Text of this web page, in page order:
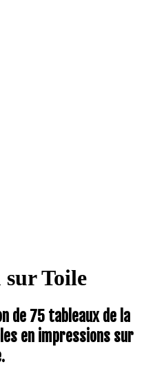
sur Toile
de 75 tableaux de la
en impressions sur